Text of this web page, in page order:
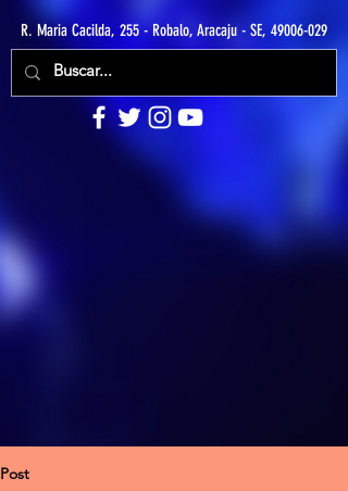
R. Maria Cacilda, 255 - Robalo, Aracaju - SE, 49006-029
Post